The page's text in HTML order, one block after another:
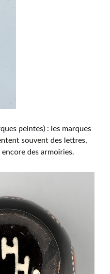
peintes) : les marques
souvent des lettres,
des armoiries.